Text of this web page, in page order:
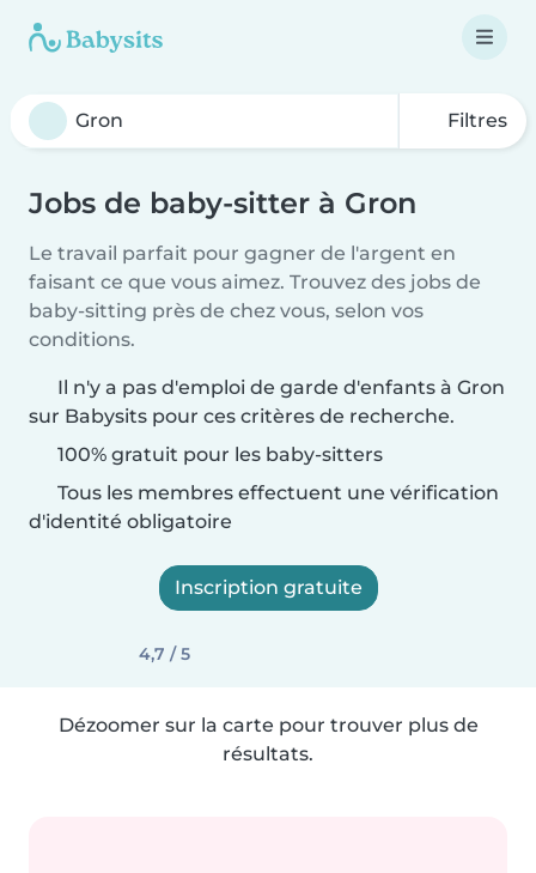
Filtres
Jobs de baby-sitter à Gron
Le travail parfait pour gagner de l'argent en
faisant ce que vous aimez. Trouvez des jobs de
baby-sitting près de chez vous, selon vos
conditions.
Il n'y a pas d'emploi de garde d'enfants à Gron
sur Babysits pour ces critères de recherche.
100% gratuit pour les baby-sitters
Tous les membres effectuent une vérification
d'identité obligatoire
Inscription gratuite
4,7 / 5
Dézoomer sur la carte pour trouver plus de
résultats.